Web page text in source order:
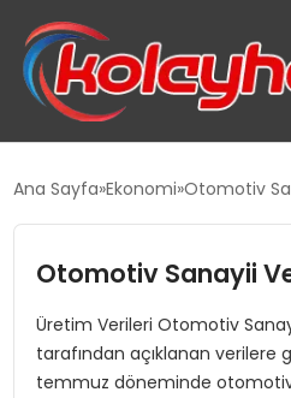
GÜCÜNÜBÜYÜTÜYOR
TANYER YAPI ZEMIN
BÜYÜTTÜ
Ana Sayfa Ekonomi Otomotiv
Otomotiv Sanayii
Üretim Verileri Otomotiv
tarafından açıklanan verilere
temmuz döneminde